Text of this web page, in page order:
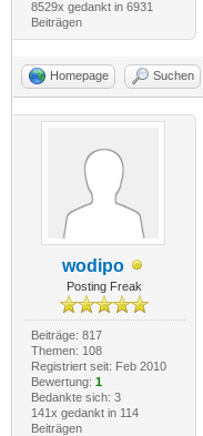
8529x gedankt in 6931
Beiträgen
Homepage Suchen
wodipo
Posting Freak
Beiträge: 817
Themen: 108
Registriert seit: Feb 2010
Bewertung: 1
Bedankte sich: 3
141x gedankt in 114
Beiträgen